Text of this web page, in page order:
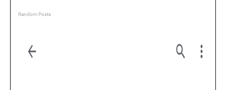
Random Posts